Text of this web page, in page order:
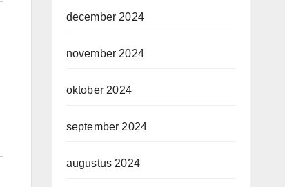
december 2024
november 2024
oktober 2024
september 2024
augustus 2024